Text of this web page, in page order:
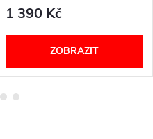
1 390 Kč
ZOBRAZIT